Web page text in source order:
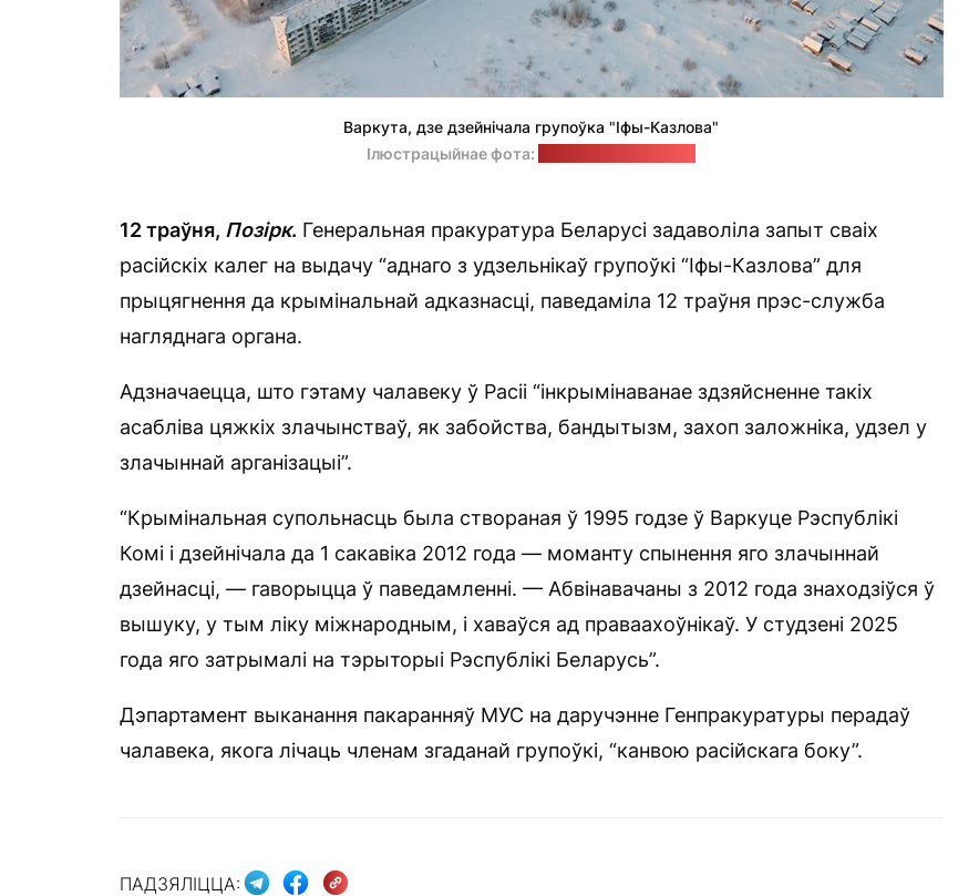
Варкута, дзе дзейнічала групоўка "Іфы-Казлова"
Ілюстрацыйнае фота:
12 траўня, Позірк. Генеральная пракуратура Беларусі задаволіла запыт сваіх
расійскіх калег на выдачу “аднаго з удзельнікаў групоўкі “Іфы-Казлова” для
прыцягнення да крымінальнай адказнасці, паведаміла 12 траўня прэс-служба
нагляднага органа.
Адзначаецца, што гэтаму чалавеку ў Расіі “інкрымінаванае здзяйсненне такіх
асабліва цяжкіх злачынстваў, як забойства, бандытызм, захоп заложніка, удзел у
злачыннай арганізацыі”.
“Крымінальная супольнасць была створаная ў 1995 годзе ў Варкуце Рэспублікі
Комі і дзейнічала да 1 сакавіка 2012 года — моманту спынення яго злачыннай
дзейнасці, — гаворыцца ў паведамленні. — Абвінавачаны з 2012 года знаходзіўся ў
вышуку, у тым ліку міжнародным, і хаваўся ад праваахоўнікаў. У студзені 2025
года яго затрымалі на тэрыторыі Рэспублікі Беларусь”.
Дэпартамент выканання пакаранняў МУС на даручэнне Генпракуратуры перадаў
чалавека, якога лічаць членам згаданай групоўкі, “канвою расійскага боку”.
ПАДЗЯЛІЦЦА: